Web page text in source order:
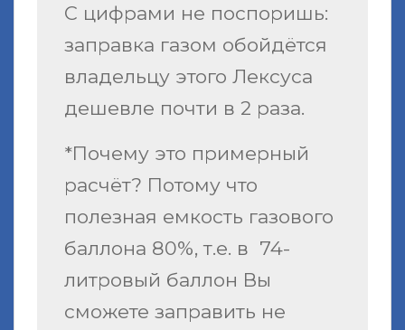
С цифрами не поспоришь:
заправка газом обойдётся
владельцу этого Лексуса
дешевле почти в 2 раза.
*Почему это примерный
расчёт? Потому что
полезная емкость газового
баллона 80%, т.е. в 74-
литровый баллон Вы
сможете заправить не